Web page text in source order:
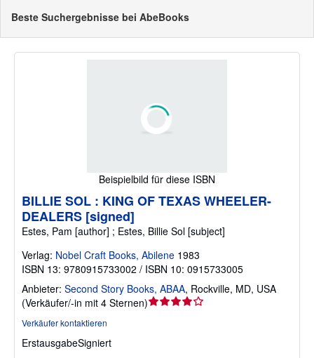
Beste Suchergebnisse bei AbeBooks
Beispielbild für diese ISBN
BILLIE SOL : KING OF TEXAS WHEELER-
DEALERS [signed]
Estes, Pam [author] ; Estes, Billie Sol [subject]
Verlag: Nobel Craft Books, Abilene 1983
ISBN 13: 9780915733002 / ISBN 10: 0915733005
Anbieter: Second Story Books, ABAA, Rockville, MD, USA
(Verkäufer/-in mit 4 Sternen)Verkäuferbewertung
Verkäufer kontaktieren
ErstausgabeSigniert